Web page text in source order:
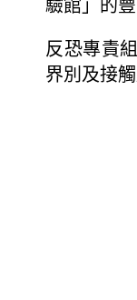
驗館」的
反恐專責
界別及接